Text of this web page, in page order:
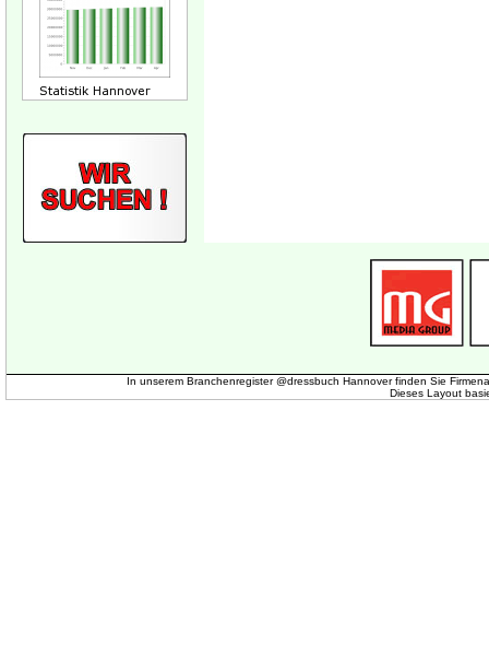
In unserem Branchenregister @dressbuch Hannover finden Sie
Dieses Layout